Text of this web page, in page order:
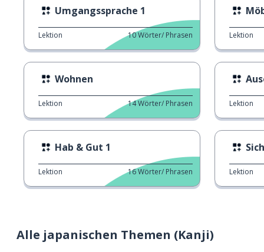
Alle japanischen Themen (Kanji)
Umgangssprache 1
Lektion 10Wörter/ Phrasen
Wohnen
Lektion 14Wörter/ Phrasen
Hab & Gut 1
Lektion 16Wörter/ Phrasen
Lektion
Lektion
Lektion